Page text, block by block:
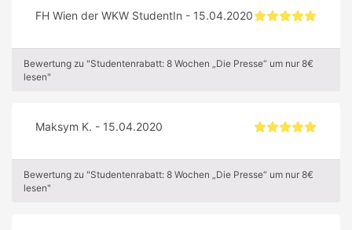
FH Wien der WKW StudentIn - 15.04.2020
Bewertung zu "Studentenrabatt: 8 Wochen „Die Presse“ um nur 8€
lesen"
Maksym K. - 15.04.2020
Bewertung zu "Studentenrabatt: 8 Wochen „Die Presse“ um nur 8€
lesen"